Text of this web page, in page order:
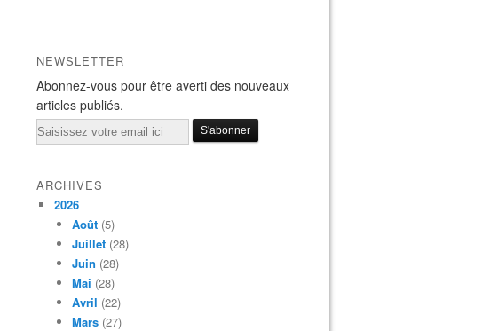
NEWSLETTER
Abonnez-vous pour être averti des nouveaux
articles publiés.
Email
ARCHIVES
2026
Août (5)
Juillet (28)
Juin (28)
Mai (28)
Avril (22)
Mars (27)